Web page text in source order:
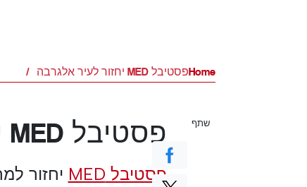
Homeפסטיבל MED יחזור לעיר אלגרבה
פסטיבל MED יחזור לעיר אלגרבה
פסטיבל MED
שתף